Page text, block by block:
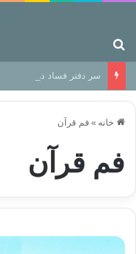
سر دفتر فساد در زمین‌،
خانه » فم قرآن
فم قرآن